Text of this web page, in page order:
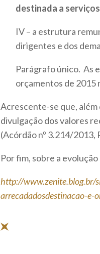
destinada a
IV – a estrutura
dirigentes e dos
Parágrafo único. As
orçamentos de 2015
Acrescente-se que,
divulgação dos valores
(Acórdão nº 3.214/2013,
Por fim, sobre a
http://www.zenite.blog.br/
arrecadadosdestinacao-e-